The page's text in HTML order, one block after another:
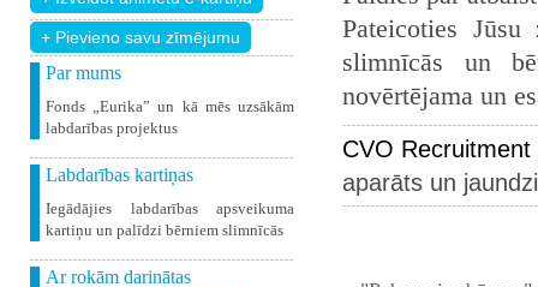
+ Pievieno savu zīmējumu
Par mums
Fonds „Eurika” un kā mēs uzsākām
labdarības projektus
Labdarības kartiņas
Iegādājies labdarības apsveikuma
kartiņu un palīdzi bērniem slimnīcās
Ar rokām darinātas
Pateicoties
slimnīcās un
novērtējama un
CVO
aparāts un